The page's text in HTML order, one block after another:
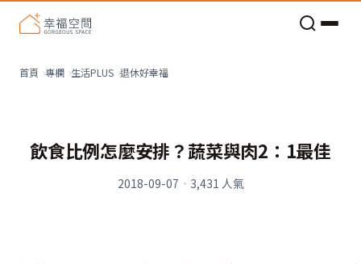
首頁 專欄 生活PLUS 退休好幸福
飲食比例怎麼安排？蔬菜與肉2：1最佳
2018-09-07 · 3,431 人氣